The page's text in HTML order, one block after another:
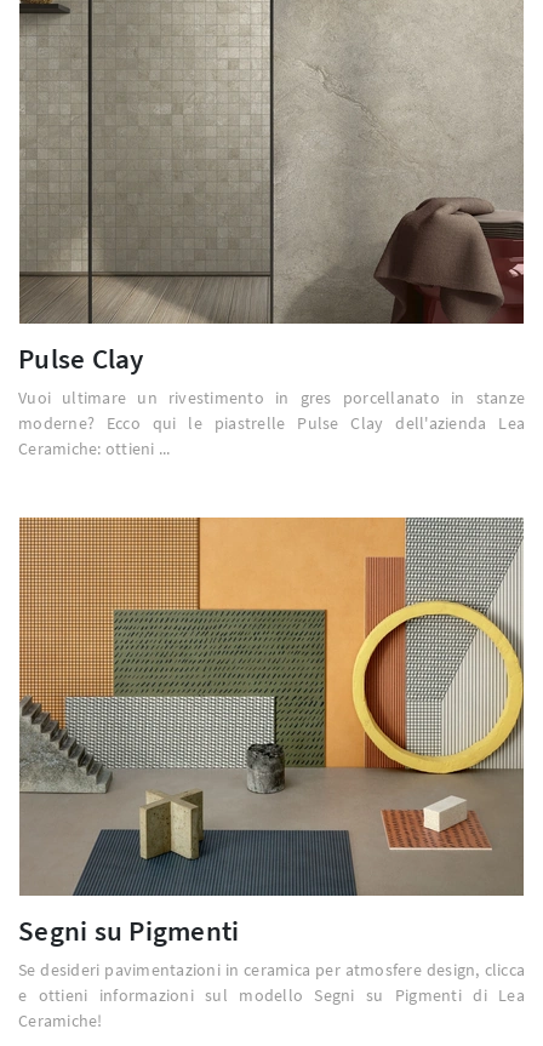
Pulse Clay
Vuoi ultimare un rivestimento in gres porcellanato in stanze
moderne? Ecco qui le piastrelle Pulse Clay dell'azienda Lea
Ceramiche: ottieni ...
Segni su Pigmenti
Se desideri pavimentazioni in ceramica per atmosfere design, clicca
e ottieni informazioni sul modello Segni su Pigmenti di Lea
Ceramiche!